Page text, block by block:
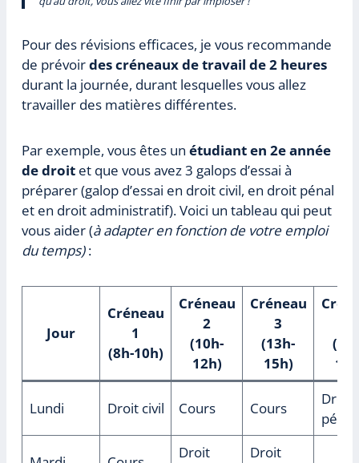
Pour des révisions efficaces, je vous recommande
de prévoirdes créneaux de travail de 2 heures
durant la journée, durant lesquelles vous allez
travailler des matières différentes.
Par exemple, vous êtes unétudiant en 2e année
de droit et que vous avez 3 galops d’essai à
préparer (galop d’essai en droit civil, en droit pénal
et en droit administratif). Voici un tableau qui peut
vous aider (à adapter en fonction de votre emploi
du temps):
Jour
Créneau
1
(8h-10h)
Créneau
2
(10h-
12h)
Créneau
3
(13h-
15h)
Lundi Droit civil Cours Cours
Droit
pénal
Droit
Droit